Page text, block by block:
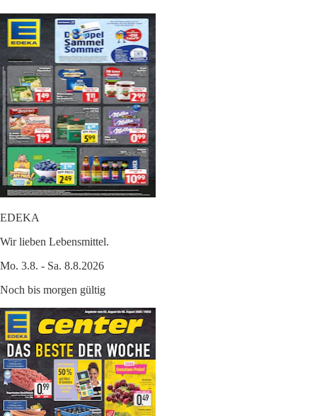
EDEKA
Wir lieben Lebensmittel.
Mo. 3.8. - Sa. 8.8.2026
Noch bis morgen gültig